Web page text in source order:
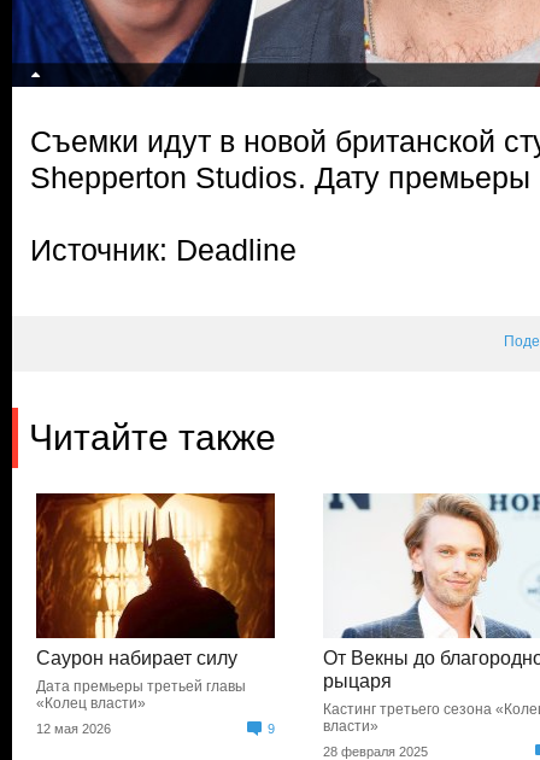
Съемки идут в новой британской
Shepperton Studios. Дату премьеры
Источник: Deadline
Читайте также
Саурон набирает силу
Дата премьеры третьей главы
«Колец власти»
12 мая 2026 9
От Векны до
рыцаря
Кастинг третьего сезона
власти»
28 февраля 2025